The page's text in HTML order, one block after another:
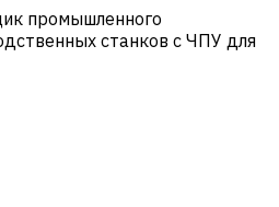
промышленного
станков с ЧПУ для